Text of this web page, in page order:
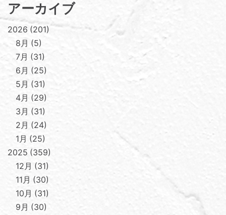
アーカイブ
2026 201
8月
5
7月
31
6月
25
5月
31
4月
29
3月
31
2月
24
1月
25
2025 359
12月
31
11月
30
10月
31
9月
30